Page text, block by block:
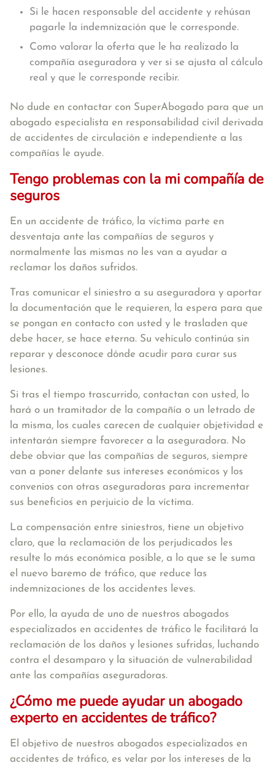
Si le hacen responsable del accidente y rehúsan
pagarle la indemnización que le corresponde.
Como valorar la oferta que le ha realizado la
compañía aseguradora y ver si se ajusta al cálculo
real y que le corresponde recibir.
No dude en contactar con SuperAbogado para que un
abogado especialista en responsabilidad civil derivada
de accidentes de circulación e independiente a las
compañías le ayude.
Tengo problemas con la mi compañía de
seguros
En un accidente de tráfico, la víctima parte en
desventaja ante las compañías de seguros y
normalmente las mismas no les van a ayudar a
reclamar los daños sufridos.
Tras comunicar el siniestro a su aseguradora y aportar
la documentación que le requieren, la espera para que
se pongan en contacto con usted y le trasladen que
debe hacer, se hace eterna. Su vehículo continúa sin
reparar y desconoce dónde acudir para curar sus
lesiones.
Si tras el tiempo trascurrido, contactan con usted, lo
hará o un tramitador de la compañía o un letrado de
la misma, los cuales carecen de cualquier objetividad e
intentarán siempre favorecer a la aseguradora. No
debe obviar que las compañías de seguros, siempre
van a poner delante sus intereses económicos y los
convenios con otras aseguradoras para incrementar
sus beneficios en perjuicio de la víctima.
La compensación entre siniestros, tiene un objetivo
claro, que la reclamación de los perjudicados les
resulte lo más económica posible, a lo que se le suma
el nuevo baremo de tráfico, que reduce las
indemnizaciones de los accidentes leves.
Por ello, la ayuda de uno de nuestros abogados
especializados en accidentes de tráfico le facilitará la
reclamación de los daños y lesiones sufridas, luchando
contra el desamparo y la situación de vulnerabilidad
ante las compañías aseguradoras.
¿Cómo me puede ayudar un abogado
experto en accidentes de tráfico?
El objetivo de nuestros abogados especializados en
accidentes de tráfico, es velar por los intereses de la